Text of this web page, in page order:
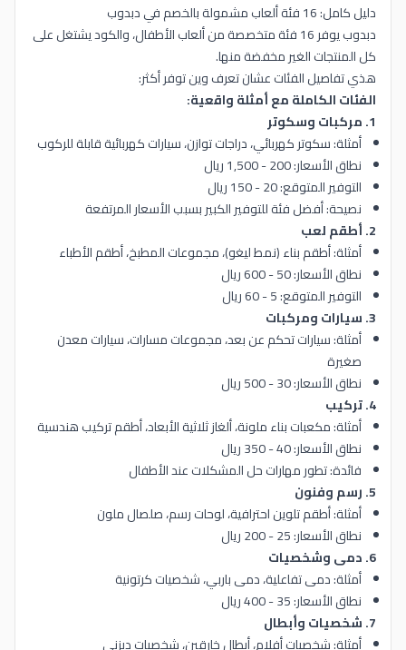
دليل كامل: 16 فئة ألعاب مشمولة بالخصم في دبدوب
دبدوب يوفر 16 فئة متخصصة من ألعاب الأطفال، والكود يشتغل على
كل المنتجات الغير مخفضة منها.
هذي تفاصيل الفئات عشان تعرف وين توفر أكثر:
الفئات الكاملة مع أمثلة واقعية:
1. مركبات وسكوتر
أمثلة: سكوتر كهربائي، دراجات توازن، سيارات كهربائية قابلة للركوب
نطاق الأسعار: 200 - 1,500 ريال
التوفير المتوقع: 20 - 150 ريال
نصيحة: أفضل فئة للتوفير الكبير بسبب الأسعار المرتفعة
2. أطقم لعب
أمثلة: أطقم بناء (نمط ليغو)، مجموعات المطبخ، أطقم الأطباء
نطاق الأسعار: 50 - 600 ريال
التوفير المتوقع: 5 - 60 ريال
3. سيارات ومركبات
أمثلة: سيارات تحكم عن بعد، مجموعات مسارات، سيارات معدن
صغيرة
نطاق الأسعار: 30 - 500 ريال
4. تركيب
أمثلة: مكعبات بناء ملونة، ألغاز ثلاثية الأبعاد، أطقم تركيب هندسية
نطاق الأسعار: 40 - 350 ريال
فائدة: تطور مهارات حل المشكلات عند الأطفال
5. رسم وفنون
أمثلة: أطقم تلوين احترافية، لوحات رسم، صلصال ملون
نطاق الأسعار: 25 - 200 ريال
6. دمى وشخصيات
أمثلة: دمى تفاعلية، دمى باربي، شخصيات كرتونية
نطاق الأسعار: 35 - 400 ريال
7. شخصيات وأبطال
أمثلة: شخصيات أفلام، أبطال خارقين، شخصيات ديزني